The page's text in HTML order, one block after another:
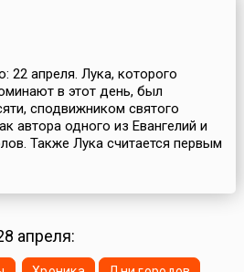
22 апреля. Лука, которого
в этот день, был
сподвижником святого
автора одного из Евангелий и
Также Лука считается первым
апреля: